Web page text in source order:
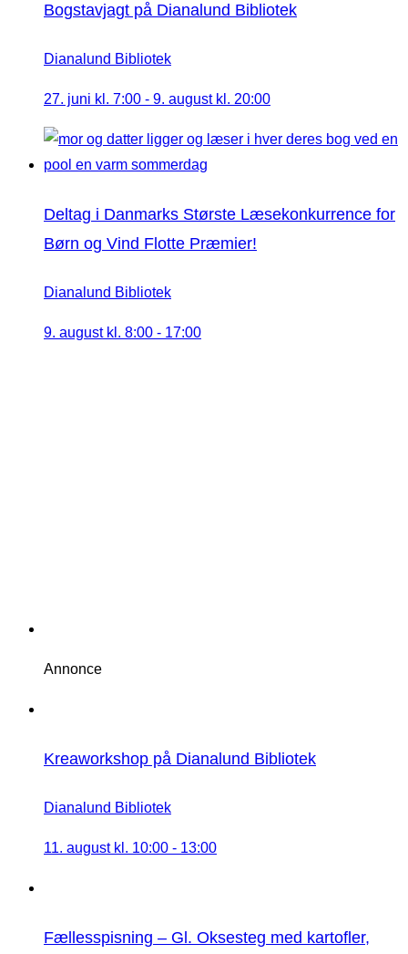
Bogstavjagt på Dianalund Bibliotek
Dianalund Bibliotek
27. juni kl. 7:00 - 9. august kl. 20:00
Deltag i Danmarks Største Læsekonkurrence for
Børn og Vind Flotte Præmier!
Dianalund Bibliotek
9. august kl. 8:00 - 17:00
Annonce
Kreaworkshop på Dianalund Bibliotek
Dianalund Bibliotek
11. august kl. 10:00 - 13:00
Fællesspisning – Gl. Oksesteg med kartofler,